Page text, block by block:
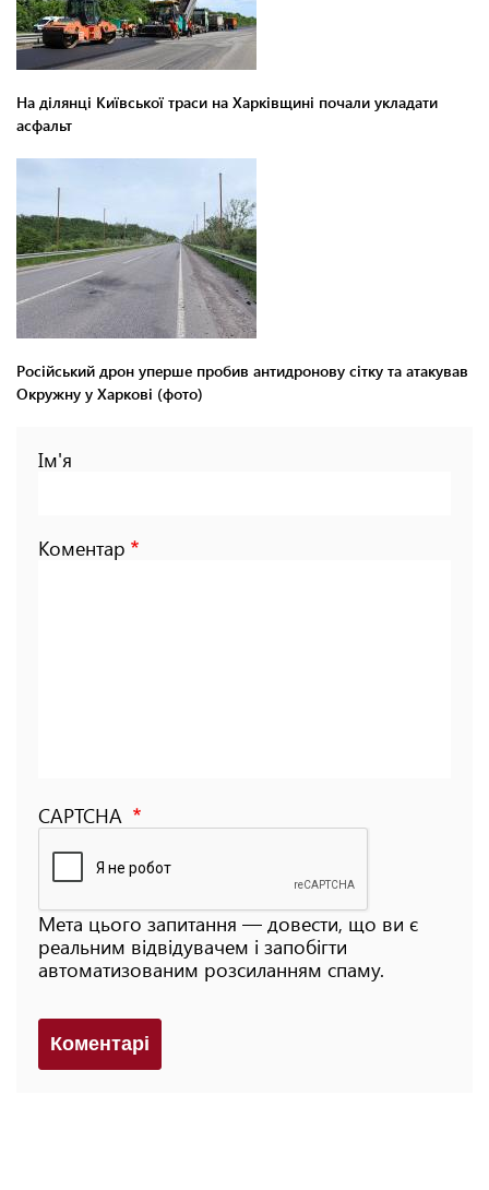
На ділянці Київської траси на Харківщині почали укладати
асфальт
Російський дрон уперше пробив антидронову сітку та атакував
Окружну у Харкові (фото)
Ім'я
Коментар
CAPTCHA
Мета цього запитання — довести, що ви є
реальним відвідувачем і запобігти
автоматизованим розсиланням спаму.
Коментарi